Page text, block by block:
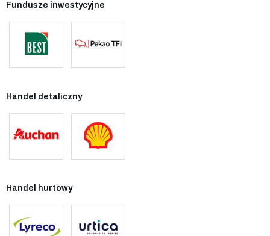
Fundusze inwestycyjne
Handel detaliczny
Handel hurtowy